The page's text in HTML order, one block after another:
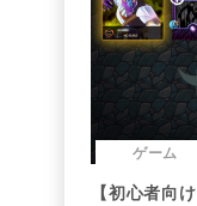
ゲーム
【初心者向